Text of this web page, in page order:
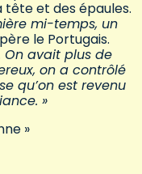
et des épaules.
mi-temps, un
le Portugais.
On avait plus de
on a contrôlé
qu’on est revenu
»
»